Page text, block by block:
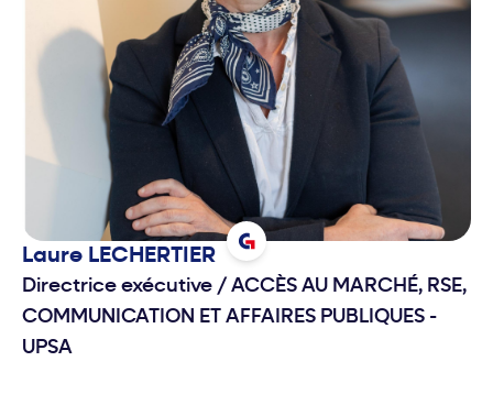
Laure LECHERTIER
Directrice exécutive / ACCÈS AU MARCHÉ, RSE,
COMMUNICATION ET AFFAIRES PUBLIQUES -
UPSA